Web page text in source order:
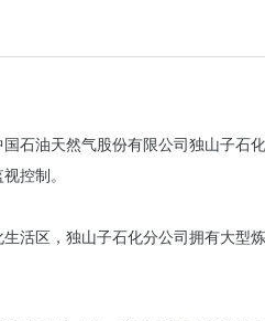
石油天然气股份有限公司独山子石
控制。
活区，独山子石化分公司拥有大型